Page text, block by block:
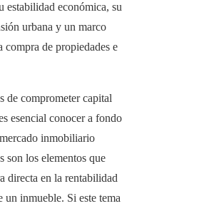
estabilidad económica, su
urbana y un marco
compra de propiedades e
de comprometer capital
esencial conocer a fondo
inmobiliario
son los elementos que
directa en la rentabilidad
un inmueble. Si este tema